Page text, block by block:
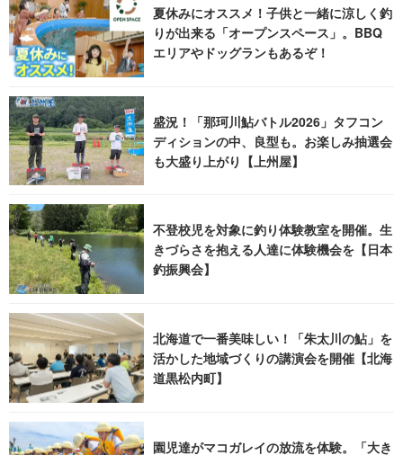
夏休みにオススメ！子供と一緒に涼しく釣
りが出来る「オープンスペース」。BBQ
エリアやドッグランもあるぞ！
盛況！「那珂川鮎バトル2026」タフコン
ディションの中、良型も。お楽しみ抽選会
も大盛り上がり【上州屋】
不登校児を対象に釣り体験教室を開催。生
きづらさを抱える人達に体験機会を【日本
釣振興会】
北海道で一番美味しい！「朱太川の鮎」を
活かした地域づくりの講演会を開催【北海
道黒松内町】
園児達がマコガレイの放流を体験。「大き